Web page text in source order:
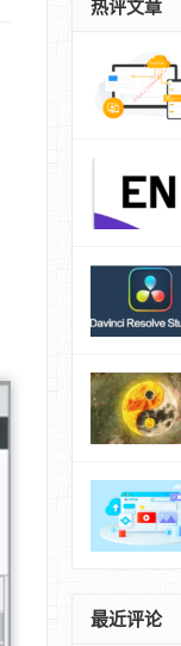
热评文章
最近评论